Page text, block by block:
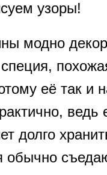
узоры!
модно
специя,
её так и
ведь
долго
обычно